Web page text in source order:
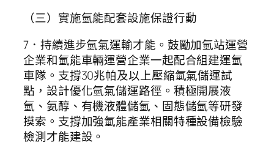
（三）實施氫能配套設施保證行動
7．持續進步氫氣運輸才能。鼓勵加氫站運營
企業和氫能車輛運營企業一起配合組建運氫
車隊。支撐30兆帕及以上壓縮氫氣儲運試
點，設計優化氫氣儲運路徑。積極開展液
氫、氨醇、有機液體儲氫、固態儲氫等研發
摸索。支撐加強氫能產業相關特種設備檢驗
檢測才能建設。